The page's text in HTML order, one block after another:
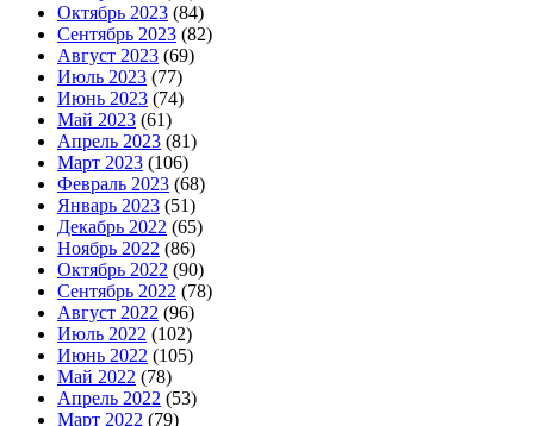
Октябрь 2023 (84)
Сентябрь 2023 (82)
Август 2023 (69)
Июль 2023 (77)
Июнь 2023 (74)
Май 2023 (61)
Апрель 2023 (81)
Март 2023 (106)
Февраль 2023 (68)
Январь 2023 (51)
Декабрь 2022 (65)
Ноябрь 2022 (86)
Октябрь 2022 (90)
Сентябрь 2022 (78)
Август 2022 (96)
Июль 2022 (102)
Июнь 2022 (105)
Май 2022 (78)
Апрель 2022 (53)
Март 2022 (79)